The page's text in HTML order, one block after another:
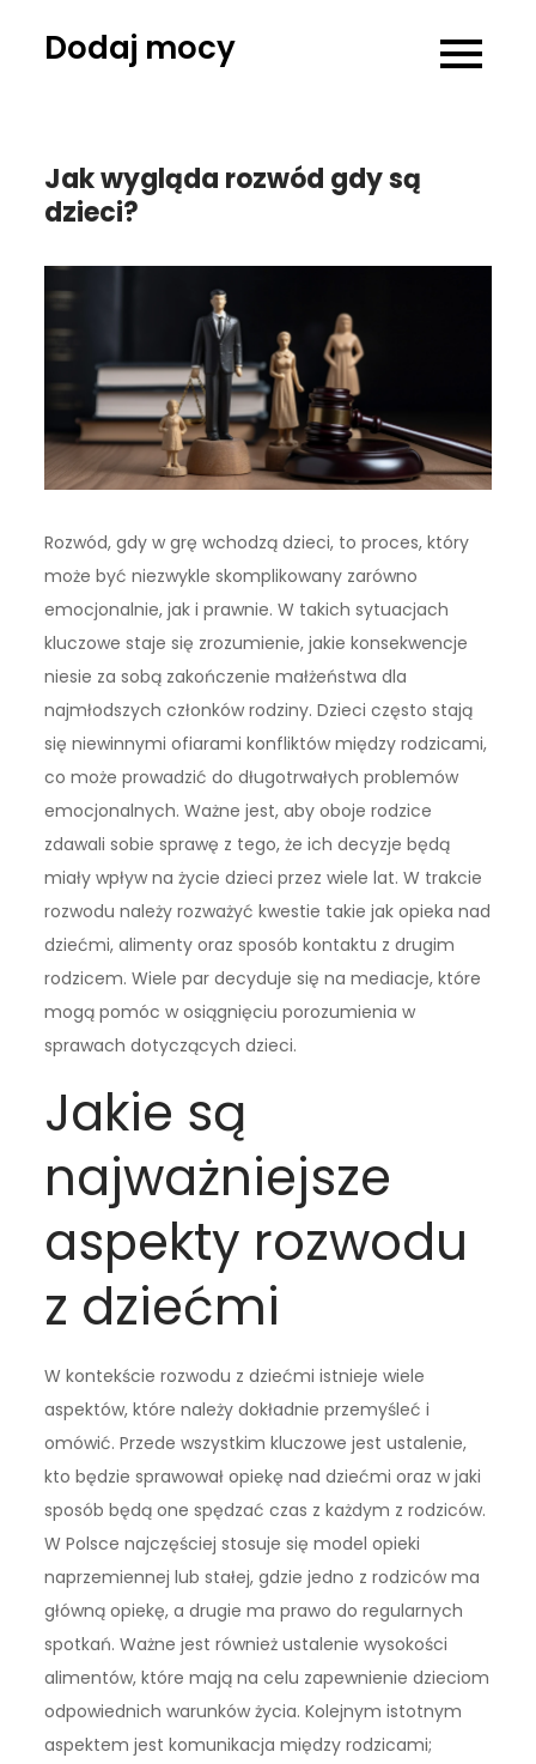
Dodaj mocy
Jak wygląda rozwód gdy są
dzieci?
Rozwód, gdy w grę wchodzą dzieci, to proces, który
może być niezwykle skomplikowany zarówno
emocjonalnie, jak i prawnie. W takich sytuacjach
kluczowe staje się zrozumienie, jakie konsekwencje
niesie za sobą zakończenie małżeństwa dla
najmłodszych członków rodziny. Dzieci często stają
się niewinnymi ofiarami konfliktów między rodzicami,
co może prowadzić do długotrwałych problemów
emocjonalnych. Ważne jest, aby oboje rodzice
zdawali sobie sprawę z tego, że ich decyzje będą
miały wpływ na życie dzieci przez wiele lat. W trakcie
rozwodu należy rozważyć kwestie takie jak opieka nad
dziećmi, alimenty oraz sposób kontaktu z drugim
rodzicem. Wiele par decyduje się na mediacje, które
mogą pomóc w osiągnięciu porozumienia w
sprawach dotyczących dzieci.
Jakie są
najważniejsze
aspekty rozwodu
z dziećmi
W kontekście rozwodu z dziećmi istnieje wiele
aspektów, które należy dokładnie przemyśleć i
omówić. Przede wszystkim kluczowe jest ustalenie,
kto będzie sprawował opiekę nad dziećmi oraz w jaki
sposób będą one spędzać czas z każdym z rodziców.
W Polsce najczęściej stosuje się model opieki
naprzemiennej lub stałej, gdzie jedno z rodziców ma
główną opiekę, a drugie ma prawo do regularnych
spotkań. Ważne jest również ustalenie wysokości
alimentów, które mają na celu zapewnienie dzieciom
odpowiednich warunków życia. Kolejnym istotnym
aspektem jest komunikacja między rodzicami;